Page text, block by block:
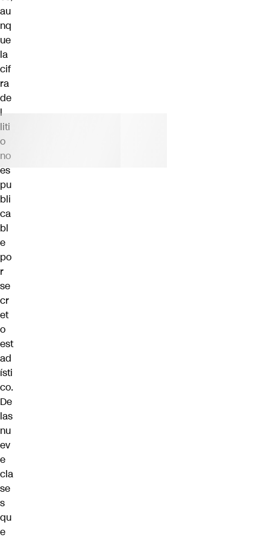
au
nq
ue
la
cif
ra
de
l
liti
o
no
es
pu
bli
ca
bl
e
po
r
se
cr
et
o
est
ad
ísti
co.
De
las
nu
ev
e
cla
se
s
qu
e